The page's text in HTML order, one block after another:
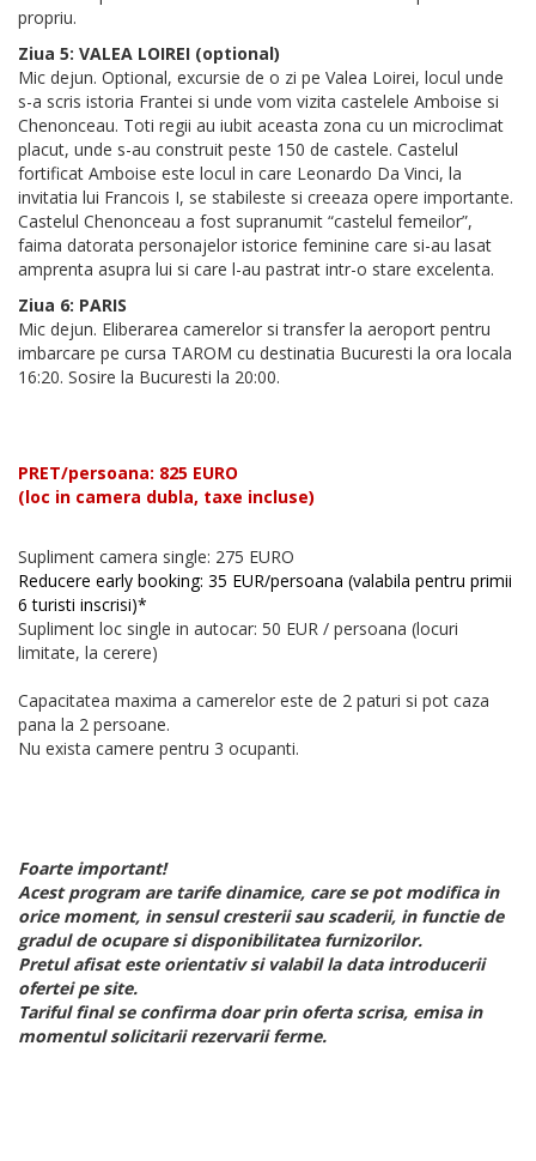
propriu.
Ziua 5: VALEA LOIREI (optional)
Mic dejun. Optional, excursie de o zi pe Valea Loirei, locul unde
s-a scris istoria Frantei si unde vom vizita castelele Amboise si
Chenonceau. Toti regii au iubit aceasta zona cu un microclimat
placut, unde s-au construit peste 150 de castele. Castelul
fortificat Amboise este locul in care Leonardo Da Vinci, la
invitatia lui Francois I, se stabileste si creeaza opere importante.
Castelul Chenonceau a fost supranumit “castelul femeilor”,
faima datorata personajelor istorice feminine care si-au lasat
amprenta asupra lui si care l-au pastrat intr-o stare excelenta.
Ziua 6: PARIS
Mic dejun. Eliberarea camerelor si transfer la aeroport pentru
imbarcare pe cursa TAROM cu destinatia Bucuresti la ora locala
16:20. Sosire la Bucuresti la 20:00.
PRET/persoana: 825 EURO
(loc in camera dubla, taxe incluse)
Supliment camera single: 275 EURO
Reducere early booking: 35 EUR/persoana (valabila pentru primii
6 turisti inscrisi)*
Supliment loc single in autocar: 50 EUR / persoana (locuri
limitate, la cerere)
Capacitatea maxima a camerelor este de 2 paturi si pot caza
pana la 2 persoane.
Nu exista camere pentru 3 ocupanti.
Foarte important!
Acest program are tarife dinamice, care se pot modifica in
orice moment, in sensul cresterii sau scaderii, in functie de
gradul de ocupare si disponibilitatea furnizorilor.
Pretul afisat este orientativ si valabil la data introducerii
ofertei pe site.
Tariful final se confirma doar prin oferta scrisa, emisa in
momentul solicitarii rezervarii ferme.